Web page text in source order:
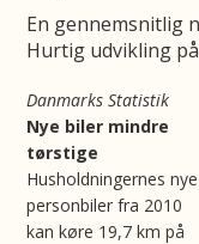
En gennemsnitlig
Hurtig udvikling
Danmarks Statistik
Nye biler mindre
tørstige
Husholdningernes nye
personbiler fra 2010
kan køre 19,7 km på